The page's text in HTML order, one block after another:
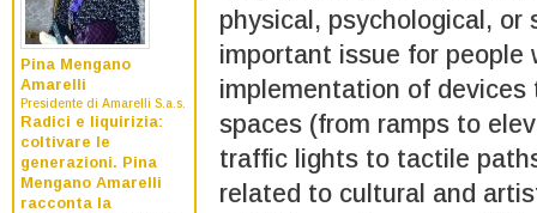
Pina Mengano
Amarelli
Presidente di Amarelli S.a.s.
Radici e liquirizia:
coltivare le
generazioni. Pina
Mengano Amarelli
racconta la
physical, psychological,
important issue for
implementation of
spaces (from ramps to
traffic lights to tactile
related to cultural and